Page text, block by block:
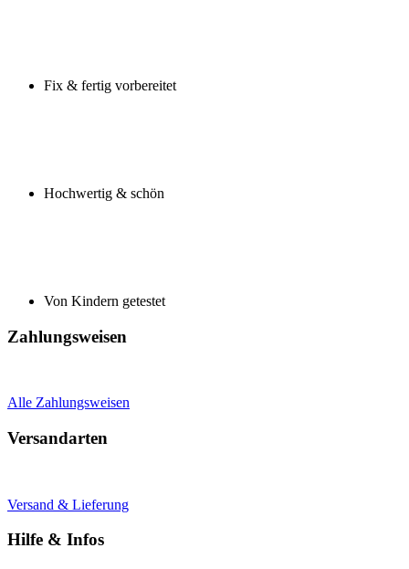
Fix & fertig vorbereitet
Hochwertig & schön
Von Kindern getestet
Zahlungsweisen
Alle Zahlungsweisen
Versandarten
Versand & Lieferung
Hilfe & Infos